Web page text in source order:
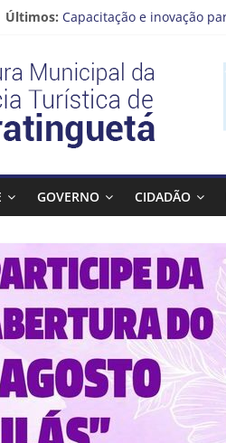
Últimos: Capacitação e inovação
Prefeitura de
Guaratinguetá realizará
GOVERNO CIDADÃO